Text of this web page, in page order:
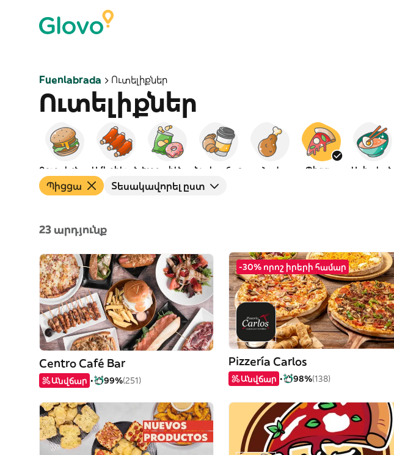
Fuenlabrada Ուտելիքներ
Ուտելիքներ
Ամերիկյան Նախաճաշ Հավ Պիցցա Ասիական
Պիցցա Տեսակավորել ըստ
23 արդյունք
Centro Café Bar
Անվճար 99%(251)
-30% որոշ իրերի համար
Pizzería Carlos
Անվճար 98%(138)